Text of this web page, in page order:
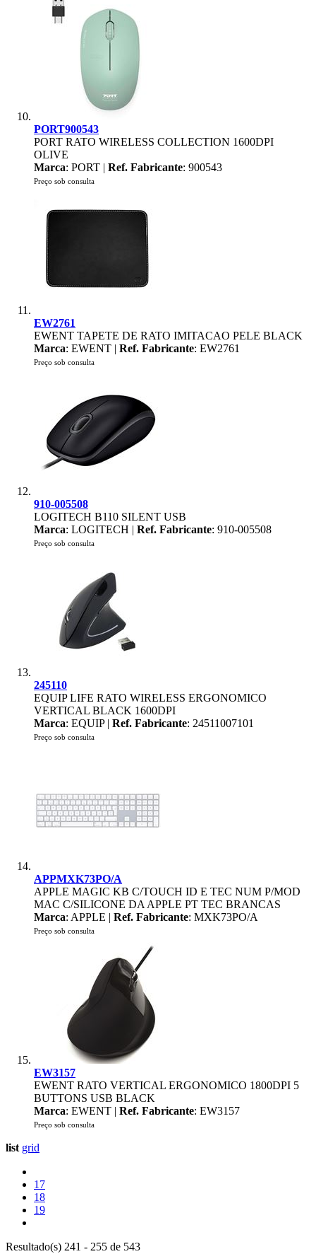
PORT900543
PORT RATO WIRELESS COLLECTION 1600DPI
OLIVE
Marca: PORT | Ref. Fabricante: 900543
Preço sob consulta
EW2761
EWENT TAPETE DE RATO IMITACAO PELE BLACK
Marca: EWENT | Ref. Fabricante: EW2761
Preço sob consulta
910-005508
LOGITECH B110 SILENT USB
Marca: LOGITECH | Ref. Fabricante: 910-005508
Preço sob consulta
245110
EQUIP LIFE RATO WIRELESS ERGONOMICO
VERTICAL BLACK 1600DPI
Marca: EQUIP | Ref. Fabricante: 24511007101
Preço sob consulta
APPMXK73PO/A
APPLE MAGIC KB C/TOUCH ID E TEC NUM P/MOD
MAC C/SILICONE DA APPLE PT TEC BRANCAS
Marca: APPLE | Ref. Fabricante: MXK73PO/A
Preço sob consulta
EW3157
EWENT RATO VERTICAL ERGONOMICO 1800DPI 5
BUTTONS USB BLACK
Marca: EWENT | Ref. Fabricante: EW3157
Preço sob consulta
list grid
17
18
19
Resultado(s) 241 - 255 de 543